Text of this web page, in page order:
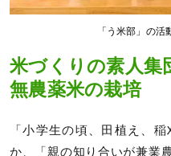
「う米部」の活
米づくりの素人集
無農薬米の栽培
「小学生の頃、田植え、
か、「親の知り合いが兼業